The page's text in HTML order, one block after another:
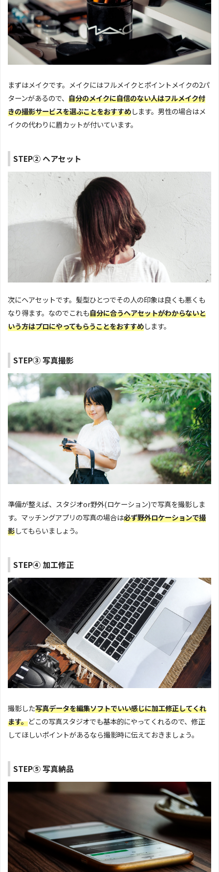
まずはメイクです。メイクにはフルメイクとポイントメイクの2パ
ターンがあるので、 自分のメイクに自信のない人はフルメイク付
きの撮影サービスを選ぶことをおすすめします。男性の場合はメ
イクの代わりに眉カットが付いています。
STEP② ヘアセット
次にヘアセットです。髪型ひとつでその人の印象は良くも悪くも
なり得ます。なのでこれも自分に合うヘアセットがわからないと
いう方はプロにやってもらうことをおすすめします。
STEP③ 写真撮影
準備が整えば、スタジオor野外(ロケーション)で写真を撮影しま
す。マッチングアプリの写真の場合は必ず野外ロケーションで撮
影してもらいましょう。
STEP④ 加工修正
撮影した写真データを編集ソフトでいい感じに加工修正してくれ
ます。どこの写真スタジオでも基本的にやってくれるので、修正
してほしいポイントがあるなら撮影時に伝えておきましょう。
STEP⑤ 写真納品